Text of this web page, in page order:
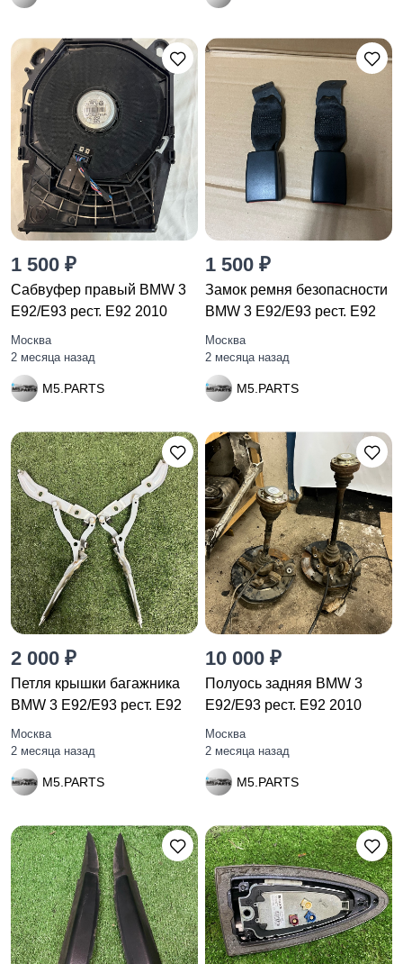
1 500 ₽
Сабвуфер правый BMW 3
E92/E93 рест. E92 2010
Москва
2 месяца назад
M5.PARTS
1 500 ₽
Замок ремня безопасности
BMW 3 E92/E93 рест. E92
Москва
2 месяца назад
M5.PARTS
2 000 ₽
Петля крышки багажника
BMW 3 E92/E93 рест. E92
Москва
2 месяца назад
M5.PARTS
10 000 ₽
Полуось задняя BMW 3
E92/E93 рест. E92 2010
Москва
2 месяца назад
M5.PARTS